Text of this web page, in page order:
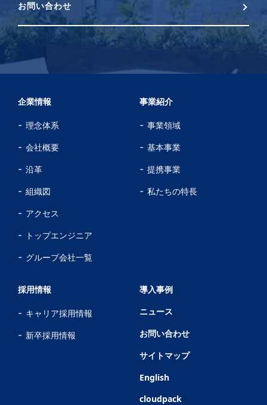
お問い合わせ
企業情報
理念体系
会社概要
沿革
組織図
アクセス
トップエンジニア
グループ会社一覧
事業紹介
事業領域
基本事業
提携事業
私たちの特長
採用情報
キャリア採用情報
新卒採用情報
導入事例
ニュース
お問い合わせ
サイトマップ
English
cloudpack